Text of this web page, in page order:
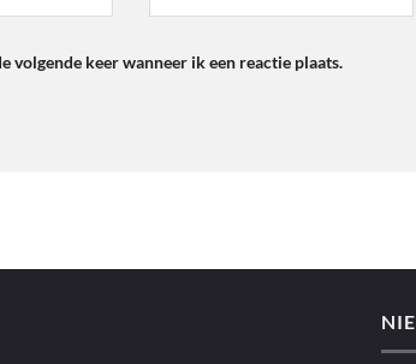
volgende keer wanneer ik een reactie plaats.